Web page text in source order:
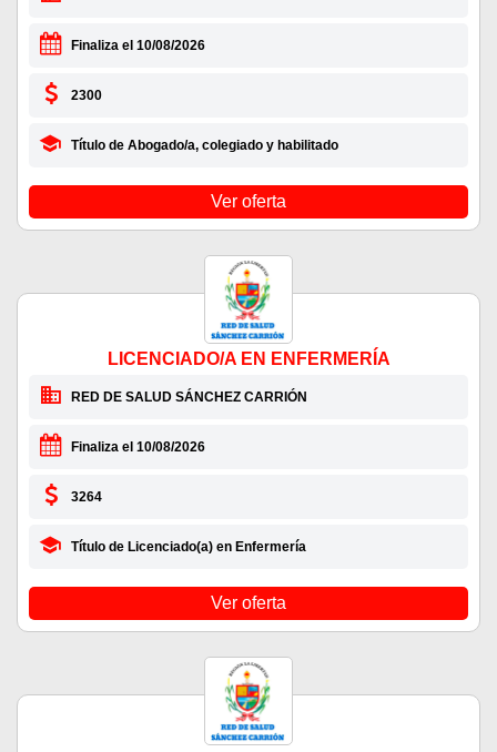
Finaliza el 10/08/2026
2300
Título de Abogado/a, colegiado y habilitado
Ver oferta
LICENCIADO/A EN ENFERMERÍA
RED DE SALUD SÁNCHEZ CARRIÓN
Finaliza el 10/08/2026
3264
Título de Licenciado(a) en Enfermería
Ver oferta